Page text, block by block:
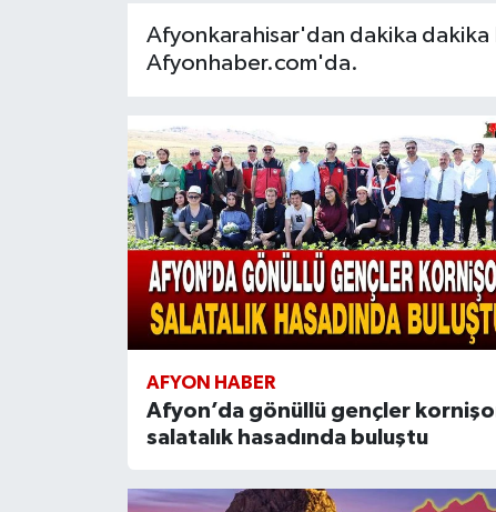
Afyonkarahisar'dan dakika dakika
Afyonhaber.com'da.
AFYON HABER
Afyon’da gönüllü gençler
salatalık hasadında buluştu